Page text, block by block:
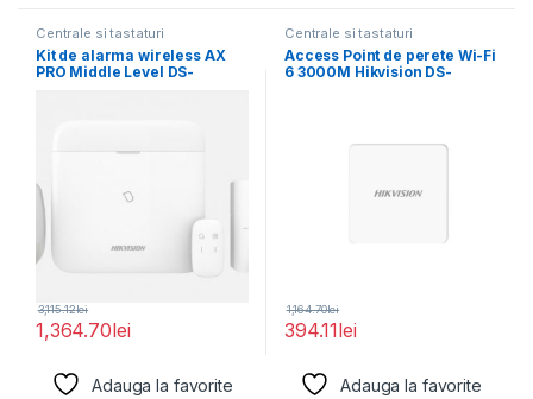
Centrale si tastaturi
Kit de alarma wireless AX
PRO Middle Level DS-
1,364.70lei
3,115.12lei
Adauga la favorite
Centrale si tastaturi
Access Point de perete Wi-Fi
6 3000M Hikvision DS-
394.11lei
1,164.70lei
Adauga la favorite